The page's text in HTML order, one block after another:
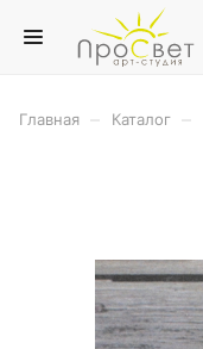
Главная Каталог